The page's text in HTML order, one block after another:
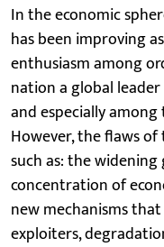
In the economic
has been improving
enthusiasm among
nation a global
and especially
However, the flaws
such as: the
concentration of
new mechanisms
exploiters,